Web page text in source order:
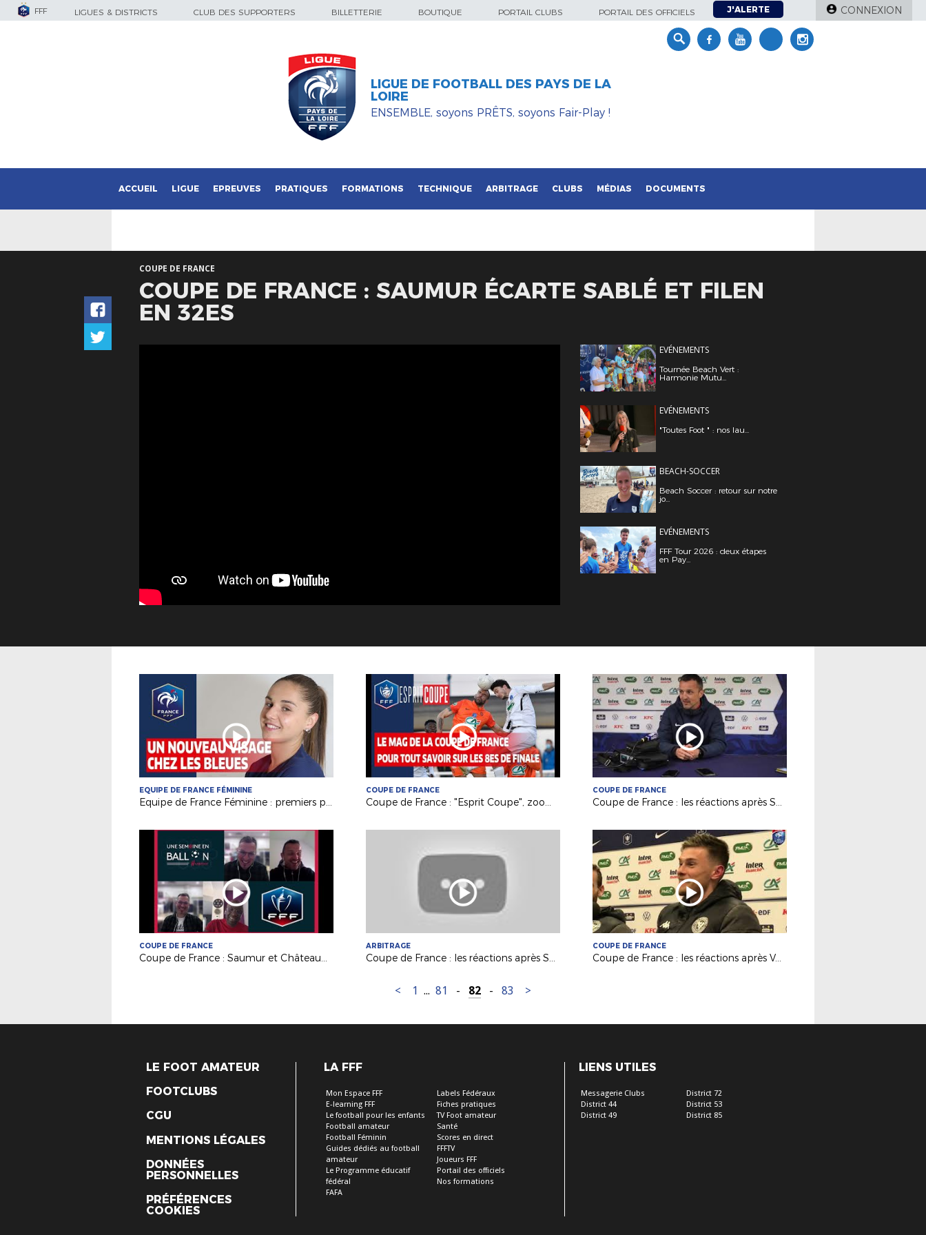
FFF LIGUES & DISTRICTS CLUB DES SUPPORTERS BILLETTERIE BOUTIQUE PORTAIL CLUBS PORTAIL DES OFFICIELS J'ALERTE CONNEXION
LIGUE DE FOOTBALL DES PAYS DE LA
LOIRE
ENSEMBLE, soyons PRÊTS, soyons Fair-Play !
ACCUEIL LIGUE EPREUVES PRATIQUES FORMATIONS TECHNIQUE ARBITRAGE CLUBS MÉDIAS DOCUMENTS
COUPE DE FRANCE
COUPE DE FRANCE : SAUMUR ÉCARTE SABLÉ ET FILEN
EN 32ES
EVÉNEMENTS
Tournée Beach Vert :
Harmonie Mutu...
EVÉNEMENTS
"Toutes Foot " : nos lau...
BEACH-SOCCER
Beach Soccer : retour sur notre
jo...
EVÉNEMENTS
FFF Tour 2026 : deux étapes
en Pay...
EQUIPE DE FRANCE FÉMININE
Equipe de France Féminine : premiers pas en bleu pour la mayennaise Océane Deslandes
COUPE DE FRANCE
Coupe de France : "Esprit Coupe", zoom sur les 8es de finale !
COUPE DE FRANCE
Coupe de France : les réactions après Saumur-Toulouse !
COUPE DE FRANCE
Coupe de France : Saumur et Châteaubriant, le jour d'après
ARBITRAGE
Coupe de France : les réactions après Saumur-Toulouse !
COUPE DE FRANCE
Coupe de France : les réactions après Volt. Châteaubriant / Montpellier HSC (0-1)
< 1 ... 81 - 82 - 83 >
LE FOOT AMATEUR
FOOTCLUBS
CGU
MENTIONS LÉGALES
DONNÉES
PERSONNELLES
PRÉFÉRENCES
COOKIES
LA FFF
Mon Espace FFF
E-learning FFF
Le football pour les enfants
Football amateur
Football Féminin
Guides dédiés au football
amateur
Le Programme éducatif
fédéral
FAFA
Labels Fédéraux
Fiches pratiques
TV Foot amateur
Santé
Scores en direct
FFFTV
Joueurs FFF
Portail des officiels
Nos formations
LIENS UTILES
Messagerie Clubs
District 44
District 49
District 72
District 53
District 85